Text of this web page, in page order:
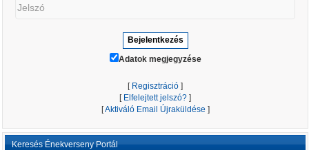
Adatok megjegyzése
[ Regisztráció ]
[ Elfelejtett jelszó? ]
[Aktiváló Email Újraküldése ]
Keresés Énekverseny Portál